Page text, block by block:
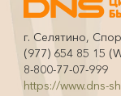
г. Селятино,
(977) 654 85 15
8-800-77-07-999
https://www.dns-